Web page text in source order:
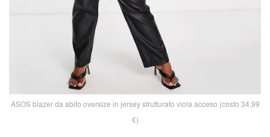
ASOS blazer da abito oversize in jersey strutturato viola acceso (costo 34,99
€)